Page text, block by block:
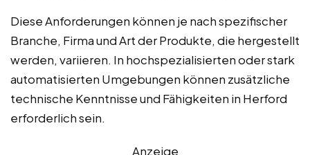
Diese Anforderungen können je nach spezifischer
Branche, Firma und Art der Produkte, die hergestellt
werden, variieren. In hochspezialisierten oder stark
automatisierten Umgebungen können zusätzliche
technische Kenntnisse und Fähigkeiten in Herford
erforderlich sein.
Anzeige